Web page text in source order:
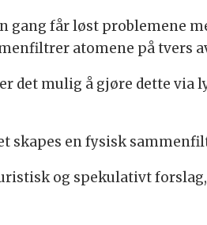
gang får løst problemene
atomene på tvers
det mulig å gjøre dette
skapes en fysisk
og spekulativt